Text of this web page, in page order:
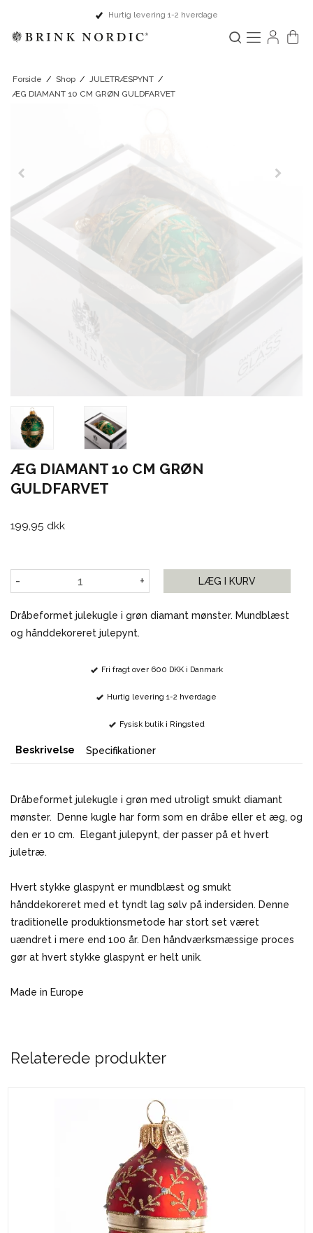
Hurtig levering 1-2 hverdage
Forside / Shop / JULETRÆSPYNT /
ÆG DIAMANT 10 CM GRØN GULDFARVET
ÆG DIAMANT 10 CM GRØN
GULDFARVET
199,95 dkk
- + LÆG I KURV
Dråbeformet julekugle i grøn diamant mønster. Mundblæst
og hånddekoreret julepynt.
Fri fragt over 600 DKK i Danmark
Hurtig levering 1-2 hverdage
Fysisk butik i Ringsted
Beskrivelse Specifikationer
Dråbeformet julekugle i grøn med utroligt smukt diamant
mønster. Denne kugle har form som en dråbe eller et æg, og
den er 10 cm. Elegant julepynt, der passer på et hvert
juletræ.
Hvert stykke glaspynt er mundblæst og smukt
hånddekoreret med et tyndt lag sølv på indersiden. Denne
traditionelle produktionsmetode har stort set været
uændret i mere end 100 år. Den håndværksmæssige proces
gør at hvert stykke glaspynt er helt unik.
Made in Europe
Relaterede produkter